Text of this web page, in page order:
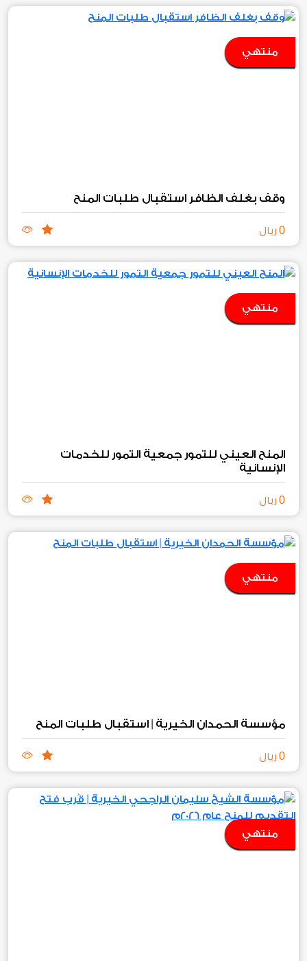
منتهي
وقف بغلف الظافر استقبال طلبات المنح
0 ريال
منتهي
المنح العيني للتمور جمعية التمور للخدمات
الإنسانية
0 ريال
منتهي
مؤسسة الحمدان الخيرية | استقبال طلبات المنح
0 ريال
منتهي